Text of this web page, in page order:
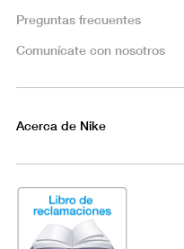
Preguntas frecuentes
Comunícate con nosotros
Acerca de Nike